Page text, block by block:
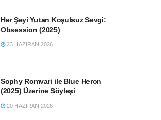
Her Şeyi Yutan Koşulsuz Sevgi:
Obsession (2025)
23 HAZIRAN 2026
Sophy Romvari ile Blue Heron
(2025) Üzerine Söyleşi
20 HAZIRAN 2026